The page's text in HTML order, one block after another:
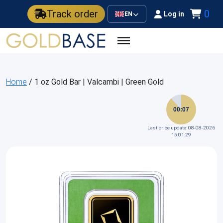
Track order EN Log in 0
Home / 1 oz Gold Bar | Valcambi | Green Gold
00:07
Last price update: 08-08-2026
15:01:29